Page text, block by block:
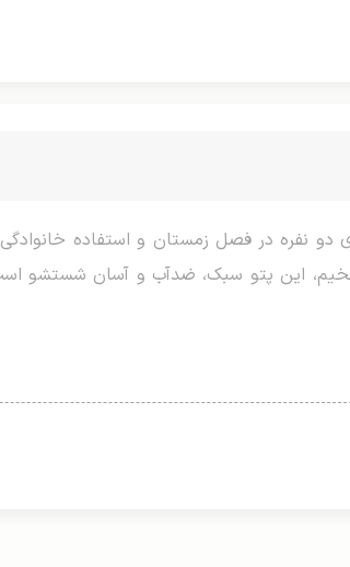
با ابعاد ۲۲۰×۲۴۰ سانتی‌متر برای تخت‌های دو نفره در فصل زمستان
این پتو سبک، ضدآب و آسان شستشو